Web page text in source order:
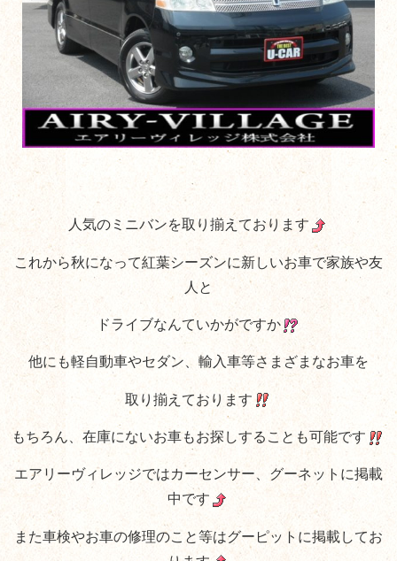
人気のミニバンを取り揃えております
これから秋になって紅葉シーズンに新しいお車で家族や友
人と
ドライブなんていかがですか
他にも軽自動車やセダン、輸入車等さまざまなお車を
取り揃えております
もちろん、在庫にないお車もお探しすることも可能です
エアリーヴィレッジではカーセンサー、グーネットに掲載
中です
また車検やお車の修理のこと等はグーピットに掲載してお